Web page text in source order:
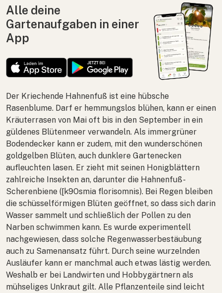
Alle deine
Gartenaufgaben in einer
App
Der Kriechende Hahnenfuß ist eine hübsche
Rasenblume. Darf er hemmungslos blühen, kann er einen
Kräuterrasen von Mai oft bis in den September in ein
güldenes Blütenmeer verwandeln. Als immergrüner
Bodendecker kann er zudem, mit den wunderschönen
goldgelben Blüten, auch dunklere Gartenecken
aufleuchten lasen. Er zieht mit seinen Honigblättern
zahlreiche Insekten an, darunter die Hahnenfuß-
Scherenbiene ([k9Osmia florisomnis). Bei Regen bleiben
die schüsselförmigen Blüten geöffnet, so dass sich darin
Wasser sammelt und schließlich der Pollen zu den
Narben schwimmen kann. Es wurde experimentell
nachgewiesen, dass solche Regenwasserbestäubung
auch zu Samenansatz führt. Durch seine wurzelnden
Ausläufer kann er manchmal auch etwas lästig werden.
Weshalb er bei Landwirten und Hobbygärtnern als
mühseliges Unkraut gilt. Alle Pflanzenteile sind leicht